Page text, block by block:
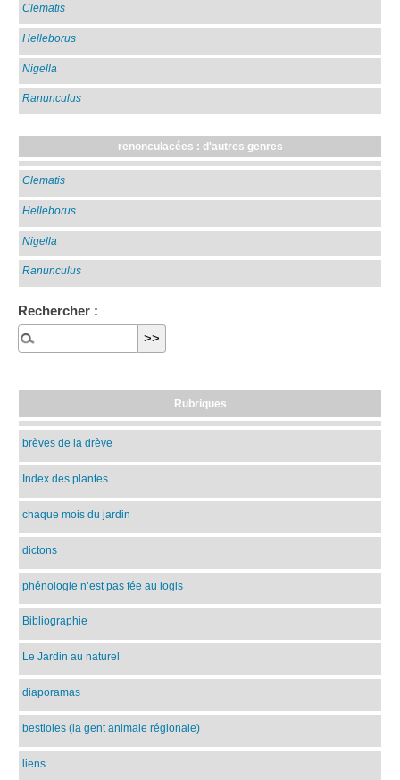
Clematis
Helleborus
Nigella
Ranunculus
renonculacées : d'autres genres
Clematis
Helleborus
Nigella
Ranunculus
Rechercher :
Rubriques
brèves de la drève
Index des plantes
chaque mois du jardin
dictons
phénologie n’est pas fée au logis
Bibliographie
Le Jardin au naturel
diaporamas
bestioles (la gent animale régionale)
liens